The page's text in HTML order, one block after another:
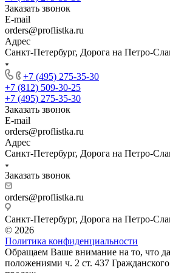
Заказать звонок
E-mail
orders@proflistka.ru
Адрес
Санкт-Петербург, Дорога на Петро-
+7 (495) 275-35-30
+7 (812) 509-30-25
+7 (495) 275-35-30
Заказать звонок
E-mail
orders@proflistka.ru
Адрес
Санкт-Петербург, Дорога на Петро-
Заказать звонок
orders@proflistka.ru
Санкт-Петербург, Дорога на Петро-
© 2026
Политика конфиденциальности
Обращаем Ваше внимание на то, что
положениями ч. 2 ст. 437